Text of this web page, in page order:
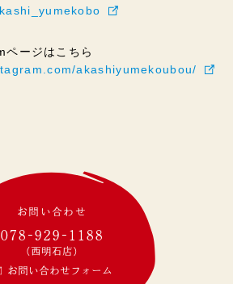
ージはこちら
akashiyumekoubou/
お問い合わせ
078-929-1188
(西明石店)
お問い合わせフォーム